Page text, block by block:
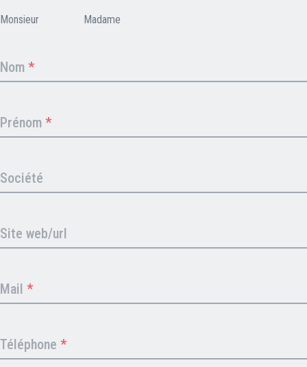
Nos partenaires
Blog
Extranet
FAQ
Monsieur Madame
Nom *
Prénom *
Société
Site web/url
Mail *
Téléphone *